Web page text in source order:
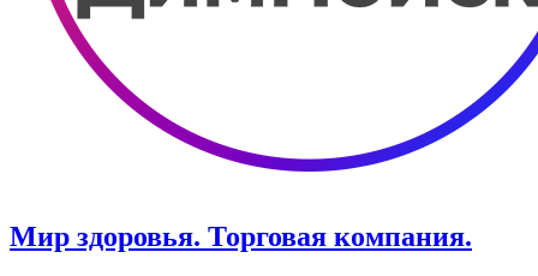
Мир здоровья. ​Торговая компания.